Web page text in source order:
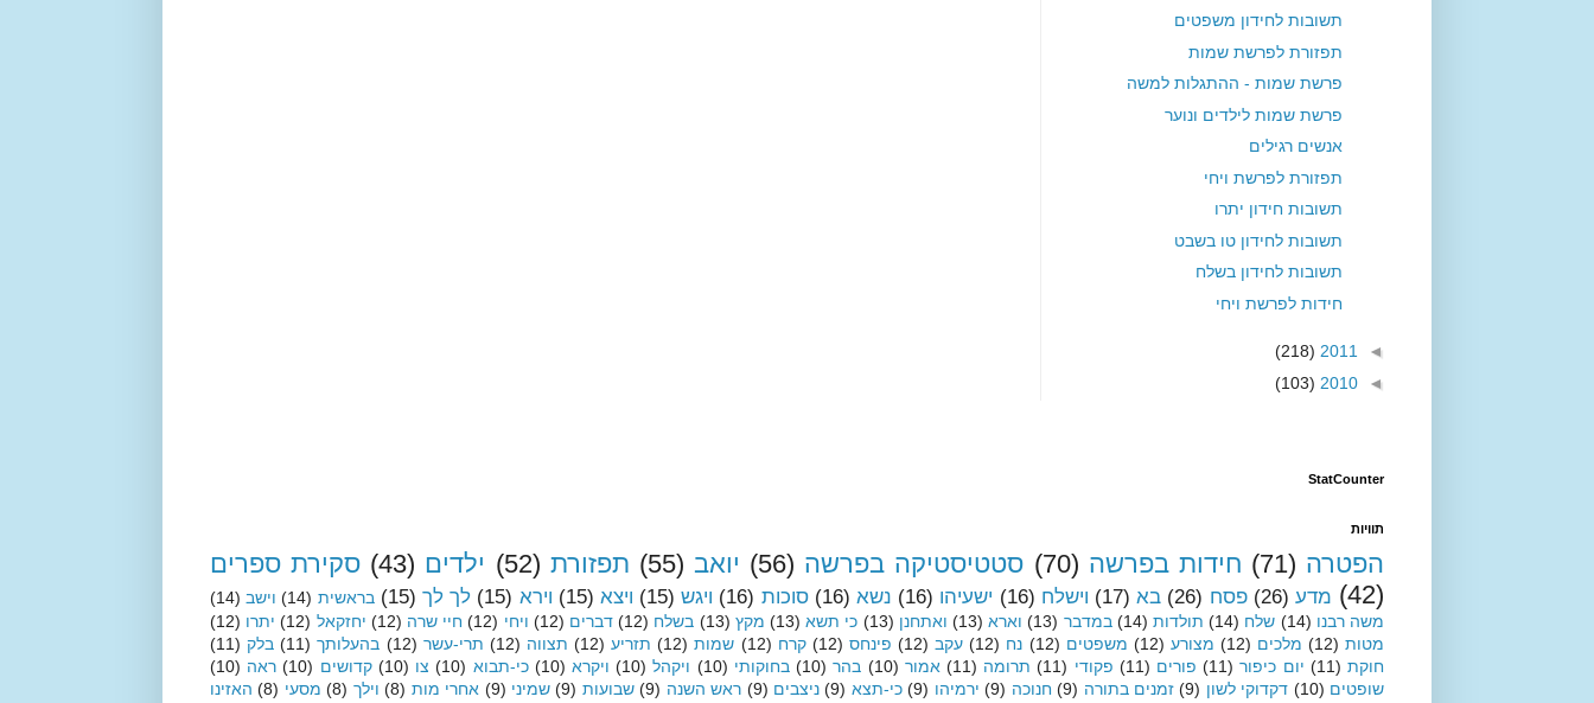
תשובות לחידון משפטים
תפזורת לפרשת שמות
פרשת שמות - ההתגלות למשה
פרשת שמות לילדים ונוער
אנשים רגילים
תפזורת לפרשת ויחי
תשובות חידון יתרו
תשובות לחידון טו בשבט
תשובות לחידון בשלח
חידות לפרשת ויחי
◄
2011
(218)
◄
2010
(103)
StatCounter
תוויות
הפטרה (71) חידות בפרשה (70) סטטיסטיקה בפרשה (56) יואב (55) תפזורת (52) ילדים (43) סקירת ספרים
(42) מדע (26) פסח (26) בא (17) וישלח (16) ישעיהו (16) נשא (16) סוכות (16) ויגש (15) ויצא (15) וירא (15) לך לך (15) בראשית (14) וישב (14)
משה רבנו (14) שלח (14) תולדות (14) במדבר (13) וארא (13) ואתחנן (13) כי תשא (13) מקץ (13) בשלח (12) דברים (12) ויחי (12) חיי שרה (12) יחזקאל (12) יתרו (12)
מטות (12) מלכים (12) מצורע (12) משפטים (12) נח (12) עקב (12) פינחס (12) קרח (12) שמות (12) תזריע (12) תצווה (12) תרי-עשר (12) בהעלותך (11) בלק (11)
חוקת (11) יום כיפור (11) פורים (11) פקודי (11) תרומה (11) אמור (10) בהר (10) בחוקותי (10) ויקהל (10) ויקרא (10) כי-תבוא (10) צו (10) קדושים (10) ראה (10)
שופטים (10) דקדוקי לשון (9) זמנים בתורה (9) חנוכה (9) ירמיהו (9) כי-תצא (9) ניצבים (9) ראש השנה (9) שבועות (9) שמיני (9) אחרי מות (8) וילך (8) מסעי (8) האזינו